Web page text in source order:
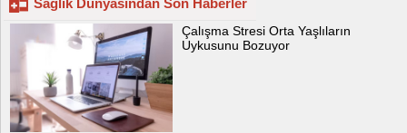
Sağlık Dünyasından Son Haberler
Çalışma Stresi Orta Yaşlıların
Uykusunu Bozuyor